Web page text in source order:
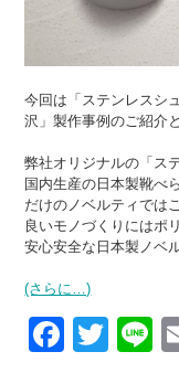
今回は「ステンレスシ
沢」製作事例のご紹介
弊社オリジナルの「ス
国内生産の日本製靴べ
だけのノベルティでは
良いモノづくりにはポ
安心安全な日本製ノベ
(さらに…)
F
T